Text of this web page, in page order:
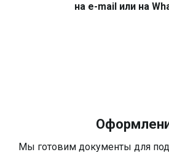
на e-mail или на
Мы готовим документы для